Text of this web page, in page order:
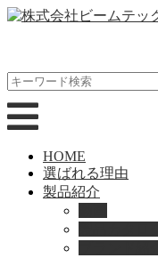
HOME
選ばれる理由
製品紹介